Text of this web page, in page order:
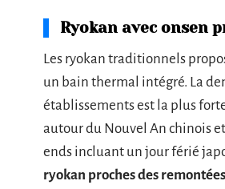
Ryokan avec onsen
Les ryokan traditionnels
un bain thermal intégré. La
établissements est la plus
autour du Nouvel An chinois
ends incluant un jour férié
ryokan proches des